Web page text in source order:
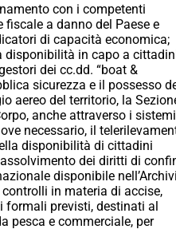
con i competenti
a danno del Paese e
di capacità economica;
disponibilità in capo a
dei cc.dd. “boat &
sicurezza e il possesso
aereo del territorio, la
anche attraverso i
necessario, il
disponibilità di cittadini
dei diritti di
disponibile
in materia di accise,
formali previsti, destinati al
pesca e commerciale, per